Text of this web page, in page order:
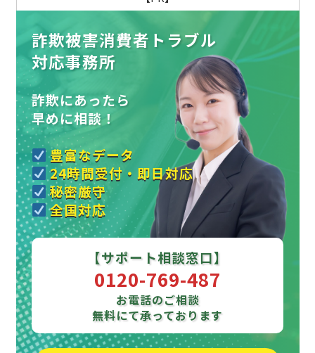
詐欺被害消費者トラブル
対応事務所
詐欺にあったら
早めに相談！
豊富なデータ
24時間受付・即日対応
秘密厳守
全国対応
【サポート相談窓口】
0120-769-487
お電話のご相談
無料にて承っております